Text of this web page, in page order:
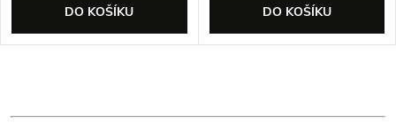
u
k
d
DO KOŠÍKU DO KOŠÍKU